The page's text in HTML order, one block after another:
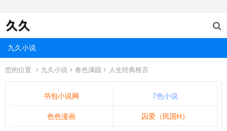
九久小说
您的位置 九久小说 春色满园 人生经典格言
书包小说网 7色小说
色色漫画 囚爱（民国H）